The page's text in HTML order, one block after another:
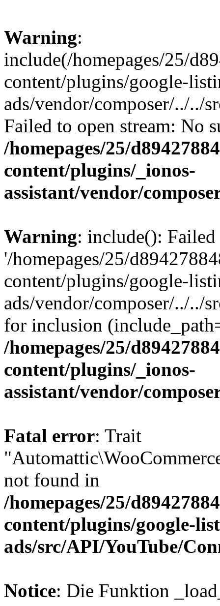
Warning:
include(/homepages/25/
content/plugins/google-
ads/vendor/composer/../../
Failed to open stream: No
/homepages/25/
content/plugins/_ionos-
assistant/vendor/
Warning: include():
'/homepages/25/
content/plugins/google-
ads/vendor/composer/../../
for inclusion
/homepages/25/
content/plugins/_ionos-
assistant/vendor/
Fatal error: Trait
not found in
/homepages/25/
content/plugins/google-
ads/src/API/YouTube/
Notice: Die Funktion